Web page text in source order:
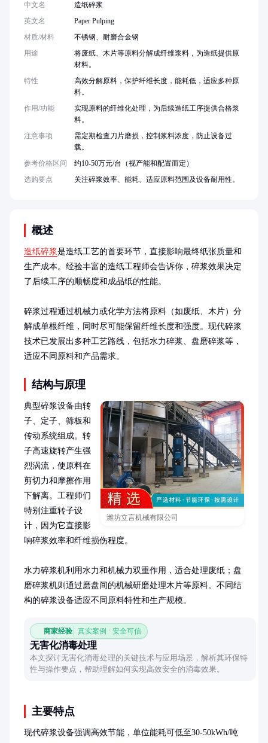
概述
造纸碎浆是造纸工艺的首要环节，直接影响最终纸张质量和
生产成本。经验丰富的造纸工程师会告诉你，碎浆效果决定
了后续工序的顺畅度和成品纸的性能。
碎浆过程通过机械力或化学方法将原料（如废纸、木片）分
解成单根纤维，同时尽可能保留纤维长度和强度。现代碎浆
技术已发展出多种工艺路线，包括水力碎浆、盘磨碎浆等，
适应不同原料和产品需求。
结构与原理
潍坊立言机械有限公司
典型碎浆设备由转
子、定子、筛板和
传动系统组成。转
子高速旋转产生强
烈涡流，使原料在
剪切力和摩擦作用
下解离。工程师们
特别注重转子设
计，因为它直接影
响碎浆效率和纤维损伤程度。
水力碎浆机利用水力和机械力双重作用，适合处理废纸；盘
磨碎浆机则通过磨盘间的机械研磨处理木片等原料。不同结
构的碎浆设备适应不同原料特性和生产规模。
商家经验 真实案例 · 安全可信
无害化消毒处理
本文探讨无害化消毒处理的关键技术与应用场景，解析其环保特
性与操作要点，帮助理解如何实现高效安全的消毒效果。
主要特点
现代碎浆设备强调高效节能，单位能耗可低至30-50kWh/吨
中文名
造纸碎浆
英文名
Paper Pulping
材质/材料
不锈钢、耐磨合金钢
用途
将废纸、木片等原料分解成纤维浆料，为造纸提供原
材料。
特性
高效分解原料，保护纤维长度，能耗低，适应多种原
料。
作用/功能
实现原料的纤维化处理，为后续造纸工序提供合格浆
料。
注意事项
需定期检查刀片磨损，控制浆料浓度，防止设备过
载。
参考价格区间
约10-50万元/台（视产能和配置而定）
选购要点
关注碎浆效率、能耗、适应原料范围及设备耐用性。